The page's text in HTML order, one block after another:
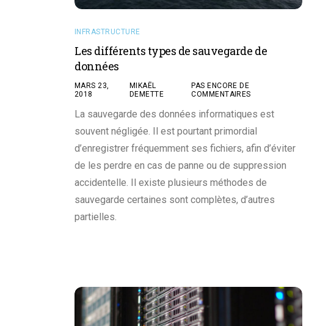
INFRASTRUCTURE
Les différents types de sauvegarde de
données
MARS 23,
2018
MIKAËL
DEMETTE
PAS ENCORE DE
COMMENTAIRES
La sauvegarde des données informatiques est
souvent négligée. Il est pourtant primordial
d’enregistrer fréquemment ses fichiers, afin d’éviter
de les perdre en cas de panne ou de suppression
accidentelle. Il existe plusieurs méthodes de
sauvegarde certaines sont complètes, d’autres
partielles.